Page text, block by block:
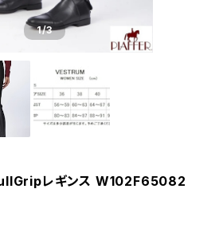
1/3
レギンス W102F65082